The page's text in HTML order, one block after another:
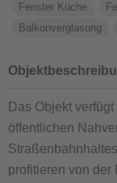
Fenster Küche
Balkonverglasung
Das Objekt
öffentlichen
profitieren von der